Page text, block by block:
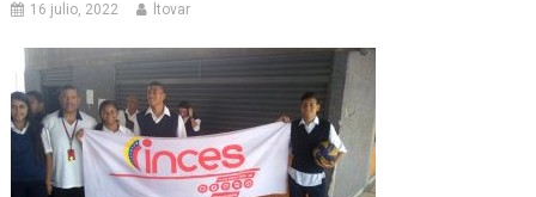
16 julio, 2022 ltovar